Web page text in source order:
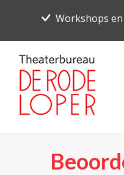
Workshops